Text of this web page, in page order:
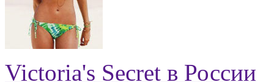
Victoria's Secret в России